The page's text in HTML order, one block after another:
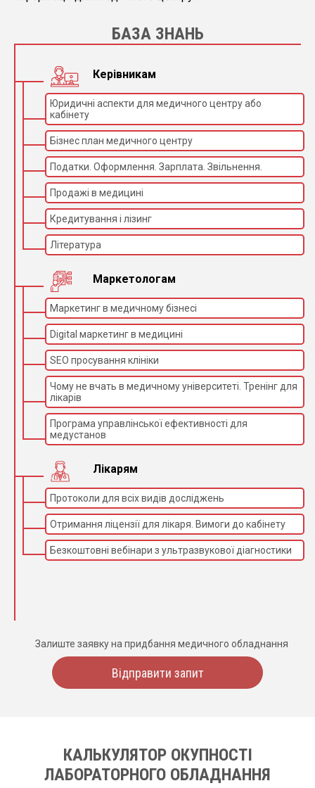
точного фокусування
Робочі температура і вологість: 18 – 35°С,
менш 85%
Вага і габарити: 4,5 кг; 27 x 27 x 36 см
Аксесуари, включені в набір:
захисний чохол (1 шт.)
мережевий адаптер живлення 220В / 5В (1
шт.)
иммерсионное масло (1 фл.)
Гарантія: 12 місяців
БАЗА ЗНАНЬ
Керівникам
Юридичні аспекти для медичного центру або
кабінету
Бізнес план медичного центру
Податки. Оформлення. Зарплата. Звільнення.
Продажі в медицині
Кредитування і лізинг
Література
Маркетологам
Маркетинг в медичному бізнесі
Digital маркетинг в медицині
SEO просування клініки
Чому не вчать в медичному університеті. Тренінг для
лікарів
Програма управлінської ефективності для
медустанов
Лікарям
Протоколи для всіх видів досліджень
Отримання ліцензії для лікаря. Вимоги до кабінету
Безкоштовні вебінари з ультразвукової діагностики
Залиште заявку на придбання медичного обладнання
Відправити запит
КАЛЬКУЛЯТОР ОКУПНОСТІ
ЛАБОРАТОРНОГО ОБЛАДНАННЯ